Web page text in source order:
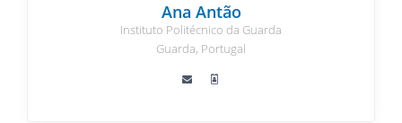
Ana Antão
Instituto Politécnico da Guarda
Guarda, Portugal